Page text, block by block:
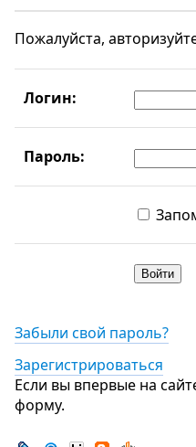
Пожалуйста,
Логин:
Пароль:
Забыли свой пароль?
Зарегистрироваться
Если вы впервые на
форму.